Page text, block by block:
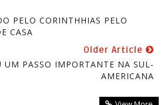
PELO CORINTHHIAS PELO
CASA
Older Article
UM PASSO IMPORTANTE NA SUL-
AMERICANA